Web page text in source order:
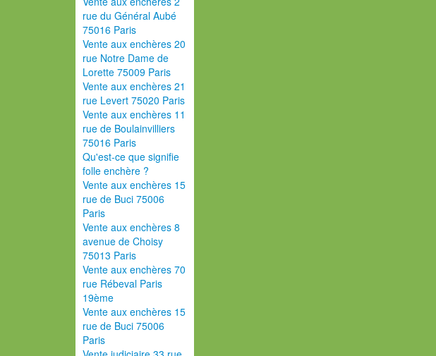
rue du Général Aubé
75016 Paris
Vente aux enchères 20
rue Notre Dame de
Lorette 75009 Paris
Vente aux enchères 21
rue Levert 75020 Paris
Vente aux enchères 11
rue de Boulainvilliers
75016 Paris
Qu'est-ce que signifie
folle enchère ?
Vente aux enchères 15
rue de Buci 75006
Paris
Vente aux enchères 8
avenue de Choisy
75013 Paris
Vente aux enchères 70
rue Rébeval Paris
19ème
Vente aux enchères 15
rue de Buci 75006
Paris